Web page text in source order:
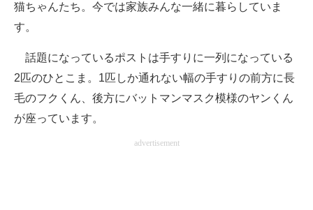
猫ちゃんたち。今では家族みんな一緒に暮らしていま
す。
話題になっているポストは手すりに一列になっている
2匹のひとこま。1匹しか通れない幅の手すりの前方に長
毛のフクくん、後方にバットマンマスク模様のヤンくん
が座っています。
advertisement